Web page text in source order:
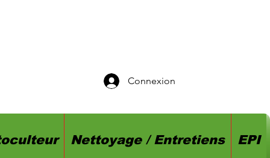
Connexion
Nettoyage / Entretiens EPI